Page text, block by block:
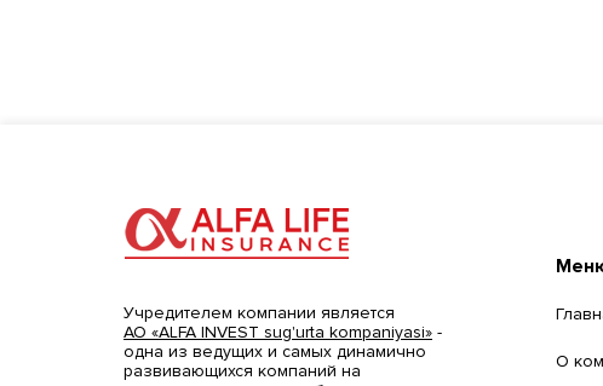
Учредителем компании является
АО «ALFA INVEST sug'urta kompaniyasi» -
одна из ведущих и самых динамично
развивающихся компаний на
О